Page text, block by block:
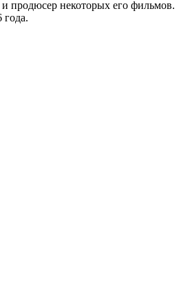
продюсер некоторых его фильмов.